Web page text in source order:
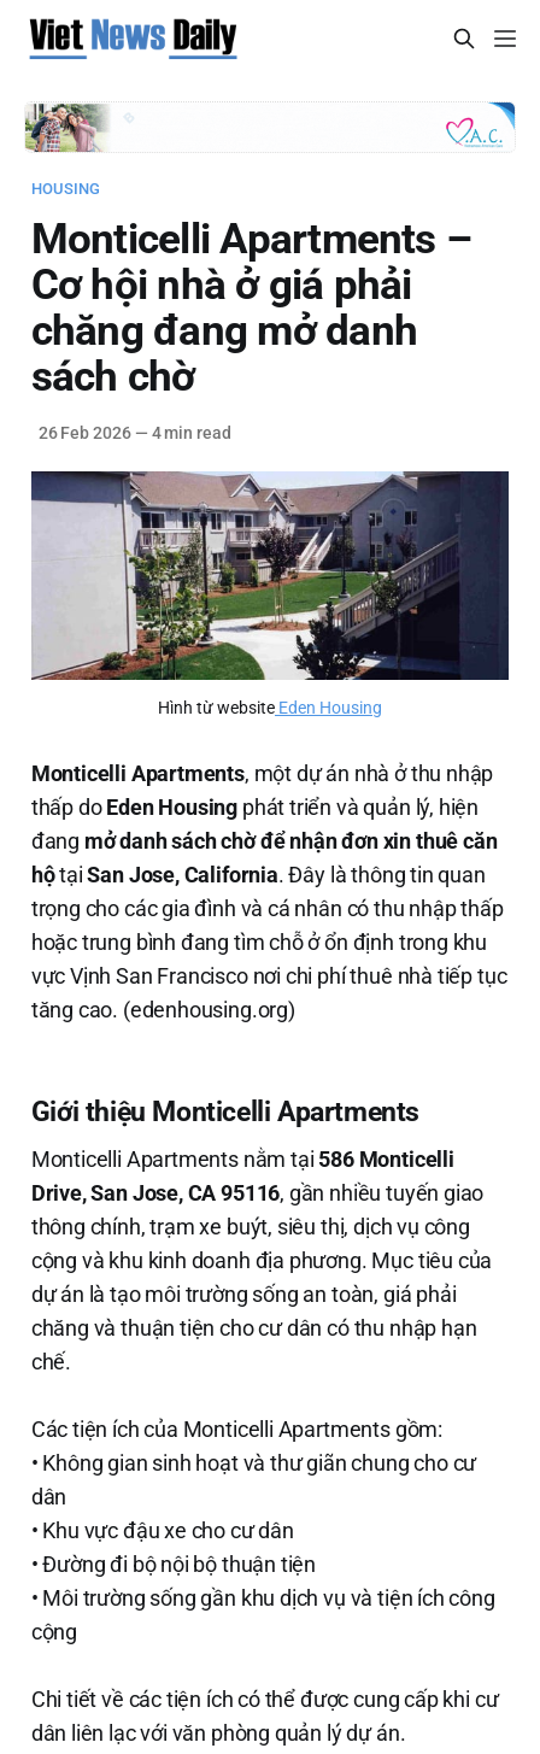
HOUSING
Monticelli Apartments –
Cơ hội nhà ở giá phải
chăng đang mở danh
sách chờ
26 Feb 2026 — 4 min read
Hình từ website Eden Housing
Monticelli Apartments, một dự án nhà ở thu nhập
thấp doEden Housing phát triển và quản lý, hiện
đang mở danh sách chờ để nhận đơn xin thuê căn
hộtạiSan Jose, California. Đây là thông tin quan
trọng cho các gia đình và cá nhân có thu nhập thấp
hoặc trung bình đang tìm chỗ ở ổn định trong khu
vực Vịnh San Francisco nơi chi phí thuê nhà tiếp tục
tăng cao. (edenhousing.org)
Giới thiệu Monticelli Apartments
Monticelli Apartments nằm tại 586 Monticelli
Drive, San Jose, CA 95116, gần nhiều tuyến giao
thông chính, trạm xe buýt, siêu thị, dịch vụ công
cộng và khu kinh doanh địa phương. Mục tiêu của
dự án là tạo môi trường sống an toàn, giá phải
chăng và thuận tiện cho cư dân có thu nhập hạn
chế.
Các tiện ích của Monticelli Apartments gồm:
• Không gian sinh hoạt và thư giãn chung cho cư
dân
• Khu vực đậu xe cho cư dân
• Đường đi bộ nội bộ thuận tiện
• Môi trường sống gần khu dịch vụ và tiện ích công
cộng
Chi tiết về các tiện ích có thể được cung cấp khi cư
dân liên lạc với văn phòng quản lý dự án.